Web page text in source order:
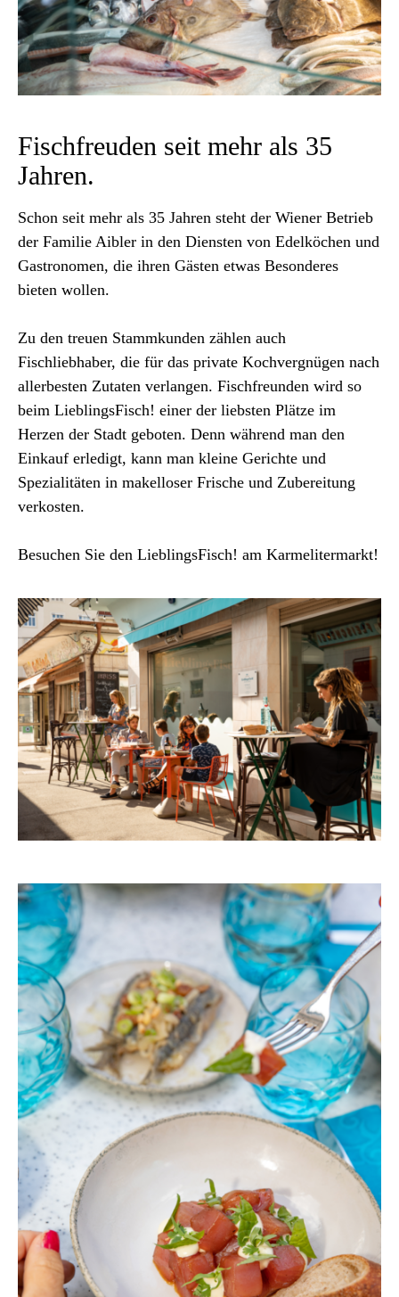
Fischfreuden seit mehr als 35
Jahren.
Schon seit mehr als 35 Jahren steht der Wiener Betrieb
der Familie Aibler in den Diensten von Edelköchen und
Gastronomen, die ihren Gästen etwas Besonderes
bieten wollen.
Zu den treuen Stammkunden zählen auch
Fischliebhaber, die für das private Kochvergnügen nach
allerbesten Zutaten verlangen. Fischfreunden wird so
beim LieblingsFisch! einer der liebsten Plätze im
Herzen der Stadt geboten. Denn während man den
Einkauf erledigt, kann man kleine Gerichte und
Spezialitäten in makelloser Frische und Zubereitung
verkosten.
Besuchen Sie den LieblingsFisch! am Karmelitermarkt!